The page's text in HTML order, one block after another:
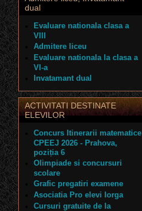
dual
Evaluare nationala clasa a
VIII
Admitere liceu
Evaluare nationala la clasa a
VI-a
Invatamant dual
ACTIVITATI DESTINATE
ELEVILOR
Concurs Itinerarii matematice
CPEEJ 2026 - Prahova,
poziția 6
Olimpiade si concursuri
scolare
Grafic pregatiri examene
Asociatia Pro elevi Iorga
Cursuri gratuite de la